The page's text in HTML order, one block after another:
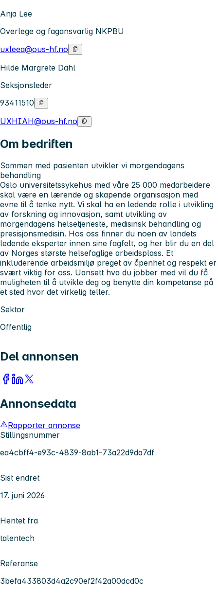
Anja Lee
Overlege og fagansvarlig NKPBU
uxleea@ous-hf.no
Hilde Margrete Dahl
Seksjonsleder
93411510
UXHIAH@ous-hf.no
Om bedriften
Sammen med pasienten utvikler vi morgendagens
behandling
Oslo universitetssykehus med våre 25 000 medarbeidere
skal være en lærende og skapende organisasjon med
evne til å tenke nytt. Vi skal ha en ledende rolle i utvikling
av forskning og innovasjon, samt utvikling av
morgendagens helsetjeneste, medisinsk behandling og
presisjonsmedisin. Hos oss finner du noen av landets
ledende eksperter innen sine fagfelt, og her blir du en del
av Norges største helsefaglige arbeidsplass. Et
inkluderende arbeidsmiljø preget av åpenhet og respekt er
svært viktig for oss. Uansett hva du jobber med vil du få
muligheten til å utvikle deg og benytte din kompetanse på
et sted hvor det virkelig teller.
Sektor
Offentlig
Del annonsen
Annonsedata
Rapporter annonse
Stillingsnummer
ea4cbff4-e93c-4839-8ab1-73a22d9da7df
Sist endret
17. juni 2026
Hentet fra
talentech
Referanse
3befa433803d4a2c90ef2f42a00dcd0c